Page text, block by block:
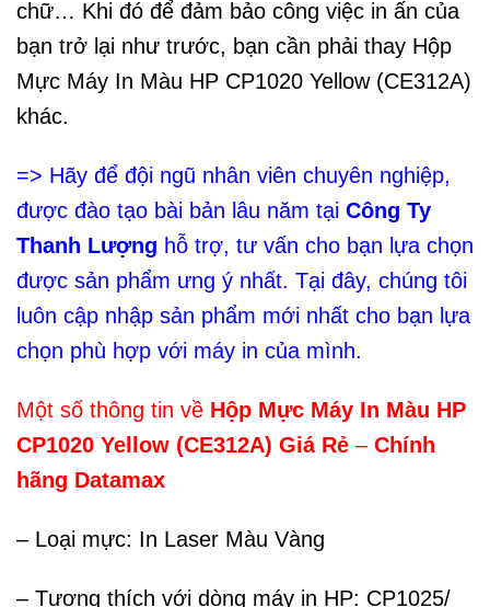
chữ… Khi đó để đảm bảo công việc in ấn của
bạn trở lại như trước, bạn cần phải thay Hộp
Mực Máy In Màu HP CP1020 Yellow (CE312A)
khác.
=> Hãy để đội ngũ nhân viên chuyên nghiệp,
được đào tạo bài bản lâu năm tại Công Ty
Thanh Lượng hỗ trợ, tư vấn cho bạn lựa chọn
được sản phẩm ưng ý nhất. Tại đây, chúng tôi
luôn cập nhập sản phẩm mới nhất cho bạn lựa
chọn phù hợp với máy in của mình.
Một số thông tin về Hộp Mực Máy In Màu HP
CP1020 Yellow (CE312A) Giá Rẻ – Chính
hãng Datamax
– Loại mực: In Laser Màu Vàng
– Tương thích với dòng máy in HP: CP1025/